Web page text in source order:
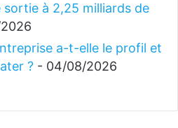
sortie à 2,25 milliards de
a-t-elle le profil et
? - 04/08/2026